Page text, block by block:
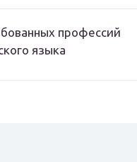
профессий
языка